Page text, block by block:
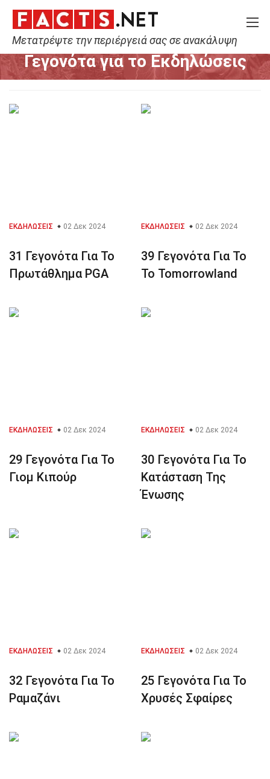
Μετατρέψτε την περιέργειά σας σε ανακάλυψη
Home Εκδηλώσεις
Γεγονότα για το Εκδηλώσεις
ΕΚΔΗΛΏΣΕΙΣ 02 Δεκ 2024
31 Γεγονότα Για Το
Πρωτάθλημα PGA
ΕΚΔΗΛΏΣΕΙΣ 02 Δεκ 2024
39 Γεγονότα Για Το
Το Tomorrowland
ΕΚΔΗΛΏΣΕΙΣ 02 Δεκ 2024
29 Γεγονότα Για Το
Γιομ Κιπούρ
ΕΚΔΗΛΏΣΕΙΣ 02 Δεκ 2024
30 Γεγονότα Για Το
Κατάσταση Της
Ένωσης
ΕΚΔΗΛΏΣΕΙΣ 02 Δεκ 2024
32 Γεγονότα Για Το
Ραμαζάνι
ΕΚΔΗΛΏΣΕΙΣ 02 Δεκ 2024
25 Γεγονότα Για Το
Χρυσές Σφαίρες